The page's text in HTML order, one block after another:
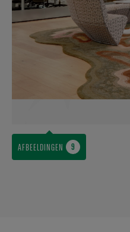
AFBEELDINGEN